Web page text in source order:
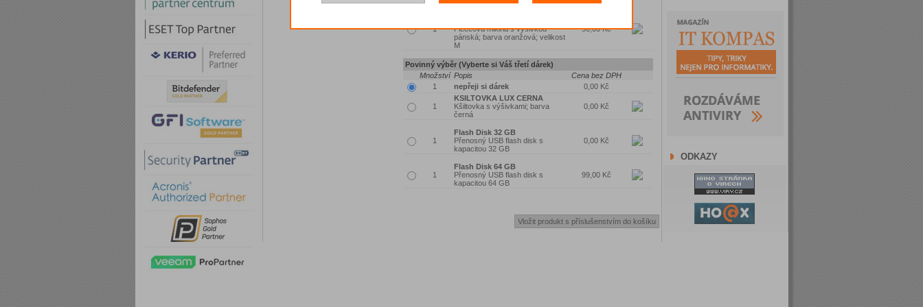
Fleecová mikina s výšivkou
pánská; barva oranžová; velikost
M
90,00 Kč
Povinný výběr (Vyberte si Váš třetí dárek)
Množství Popis
Cena bez DPH
nepřeji si dárek
0,00 Kč
KSILTOVKA LUX CERNA
Kšiltovka s výšivkami; barva
černá
0,00 Kč
Flash Disk 32 GB
Přenosný USB flash disk s
kapacitou 32 GB
0,00 Kč
Flash Disk 64 GB
Přenosný USB flash disk s
kapacitou 64 GB
99,00 Kč
ODKAZY